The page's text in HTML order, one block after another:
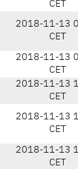
CET
2018-11-13
CET
2018-11-13
CET
2018-11-13
CET
2018-11-13
CET
2018-11-13
CET